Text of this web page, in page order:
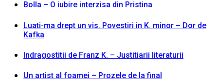
Bolla – O iubire interzisa din Pristina
Luati-ma drept un vis. Povestiri in K. minor – Dor de
Kafka
Indragostitii de Franz K. – Justitiarii literaturii
Un artist al foamei – Prozele de la final